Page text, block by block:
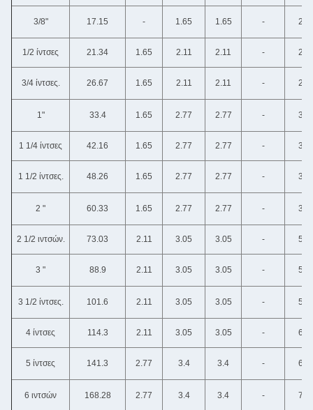
3/8" 17.15 - 1.65 1.65 -
1/2 ίντσες 21.34 1.65 2.11 2.11 -
3/4 ίντσες. 26.67 1.65 2.11 2.11 -
1" 33.4 1.65 2.77 2.77 -
1 1/4 ίντσες 42.16 1.65 2.77 2.77 -
1 1/2 ίντσες. 48.26 1.65 2.77 2.77 -
2 " 60.33 1.65 2.77 2.77 -
2 1/2 ιντσών. 73.03 2.11 3.05 3.05 -
3 " 88.9 2.11 3.05 3.05 -
3 1/2 ίντσες. 101.6 2.11 3.05 3.05 -
4 ίντσες 114.3 2.11 3.05 3.05 -
5 ίντσες 141.3 2.77 3.4 3.4 -
6 ιντσών 168.28 2.77 3.4 3.4 -